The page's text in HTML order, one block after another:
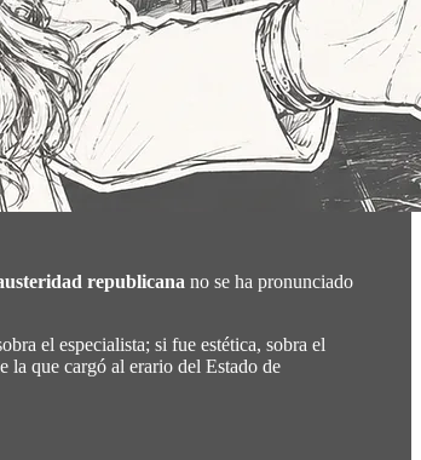
republicana no se ha pronunciado
el especialista; si fue estética, sobra el
la que cargó al erario del Estado de